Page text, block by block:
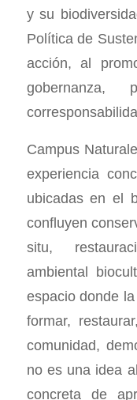
y su
Política de
acción, al
gobernanza,
Campus
experiencia
ubicadas en el
confluyen
situ,
ambiental
espacio donde
formar,
comunidad,
no es una idea
concreta de